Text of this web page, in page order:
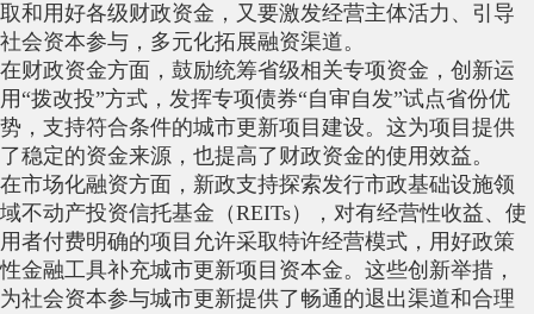
取和用好各级财政资金，又要激发经营主体活力、引导
社会资本参与，多元化拓展融资渠道。
在财政资金方面，鼓励统筹省级相关专项资金，创新运
用“拨改投”方式，发挥专项债券“自审自发”试点省份优
势，支持符合条件的城市更新项目建设。这为项目提供
了稳定的资金来源，也提高了财政资金的使用效益。
在市场化融资方面，新政支持探索发行市政基础设施领
域不动产投资信托基金（REITs），对有经营性收益、使
用者付费明确的项目允许采取特许经营模式，用好政策
性金融工具补充城市更新项目资本金。这些创新举措，
为社会资本参与城市更新提供了畅通的退出渠道和合理